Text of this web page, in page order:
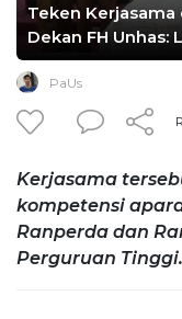
Teken
Dekan FH
PaUs
Kerjasama
kompetensi
Ranperda dan
Perguruan Tinggi.